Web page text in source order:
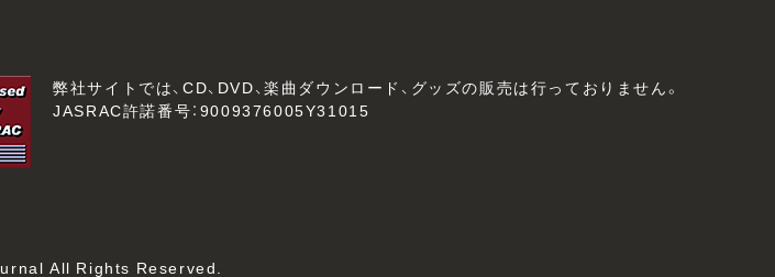
弊社サイトでは、CD、DVD、楽曲ダウンロード、グッズの販売は行っておりません。
JASRAC許諾番号：9009376005Y31015
All Rights Reserved.